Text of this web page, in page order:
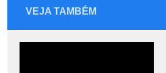
VEJA TAMBÉM